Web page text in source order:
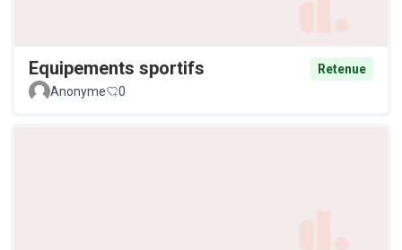
Equipements sportifs
Retenue
Anonyme
0